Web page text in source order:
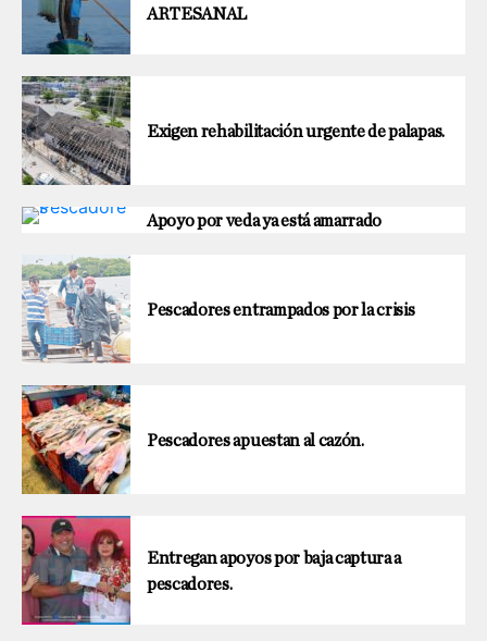
ARTESANAL
Exigen rehabilitación urgente de palapas.
Apoyo por veda ya está amarrado
Pescadores entrampados por la crisis
Pescadores apuestan al cazón.
Entregan apoyos por baja captura a
pescadores.